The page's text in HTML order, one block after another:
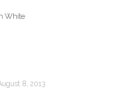
White
8, 2013